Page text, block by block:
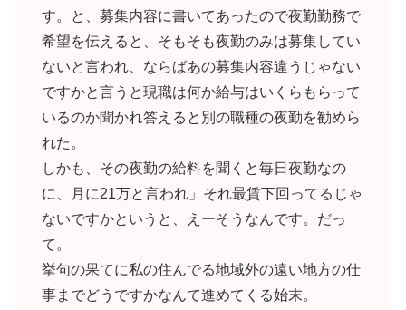
す。と、募集内容に書いてあったので夜勤勤務で
希望を伝えると、そもそも夜勤のみは募集してい
ないと言われ、ならばあの募集内容違うじゃない
ですかと言うと現職は何か給与はいくらもらって
いるのか聞かれ答えると別の職種の夜勤を勧めら
れた。
しかも、その夜勤の給料を聞くと毎日夜勤なの
に、月に21万と言われ」それ最賃下回ってるじゃ
ないですかというと、えーそうなんです。だっ
て。
挙句の果てに私の住んでる地域外の遠い地方の仕
事までどうですかなんて進めてくる始末。